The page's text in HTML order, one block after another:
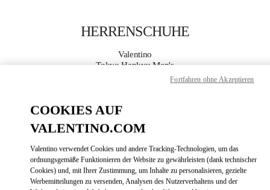
HERRENSCHUHE
Valentino
Tokyo Hankyu Men's
MEHR DETAILS
ZUR WEGBESCHREIBUNGLINK
COOKIES AUF
VALENTINO.COM
Valentino verwendet Cookies und andere Tracking-Technologien, um das
ordnungsgemäße Funktionieren der Website zu gewährleisten (dank technischer
Cookies) und, mit Ihrer Zustimmung, um Inhalte zu personalisieren, gezielte
Werbemitteilungen zu versenden, Analysen des Nutzerverhaltens und der
Fortfahren ohne Akzeptieren